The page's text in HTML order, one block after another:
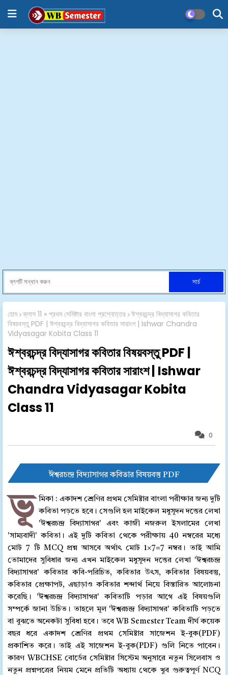
হোম ক্লাস 11 » প্রথম সেমিষ্টার বাংলা প্রশ্নোত্তর ঈশ্বরচন্দ্র বিদ্যাসাগর কবিতার
বিষয়বস্তু PDF | ঈশ্বরচন্দ্র বিদ্যাসাগর কবিতার সারাংশ | Ishwar Chandra
Vidyasagar Kobita Class 11
ঈশ্বরচন্দ্র বিদ্যাসাগর কবিতার বিষয়বস্তু PDF |
ঈশ্বরচন্দ্র বিদ্যাসাগর কবিতার সারাংশ | Ishwar
Chandra Vidyasagar Kobita
Class 11
0
ঈশ্বরচন্দ্র বিদ্যাসাগর কবিতার বিষয়বস্তু PDF
ভূ মিকা : একাদশ শ্রেণির প্রথম সেমিষ্টার বাংলা পরীক্ষার জন্য দুটি
কবিতা পড়তে হবে। সেগুলি হল মাইকেল মধুসূদন দত্তের লেখা
'ঈশ্বরচন্দ্র বিদ্যাসাগর' এবং কাজী নজরুল ইসলামের লেখা
'সাম্যবাদী' কবিতা। এই দুটি কবিতা থেকে পরীক্ষায় 40 নম্বরের মধ্যে
মোট 7 টি MCQ প্রশ্ন আসবে অর্থাৎ মোট 1×7=7 নম্বর। তাই আমি
তোমাদের সুবিধার জন্য এখন মাইকেল মধুসূদন দত্তের লেখা 'ঈশ্বরচন্দ্র
বিদ্যাসাগর' কবিতার কবি-পরিচিত, কবিতার উৎস, কবিতার বিষয়বস্তু,
কবিতার প্রেক্ষাপট, এছাড়াও কবিতার শব্দার্থ নিয়ে বিস্তারিত আলোচনা
করেছি। 'ঈশ্বরচন্দ্র বিদ্যাসাগর' কবিতাটি পড়ার আগে এই বিষয়গুলি
সম্পর্কে জানা উচিত। তাহলে মূল 'ঈশ্বরচন্দ্র বিদ্যাসাগর' কবিতাটি পড়তে
বা বুঝতে অনেকটা সুবিধা হবে। তবে WB Semester Team দীর্ঘ কয়েক
বছর ধরে একাদশ শ্রেণির প্রথম সেমিষ্টার সাজেশন ই-বুক(PDF)
প্রকাশিত করে। তাই এই সাজেশন ই-বুক(PDF) গুলি নিতে পাবেন।
কারণ WBCHSE বোর্ডের সেমিষ্টার সিস্টেম অনুসারে নতুন সিলেবাস ও
নতুন প্রশ্নপত্রের নিয়ম মেনে প্রতিটি অধ্যায় থেকে খুব গুরুত্বপূর্ণ NCQ